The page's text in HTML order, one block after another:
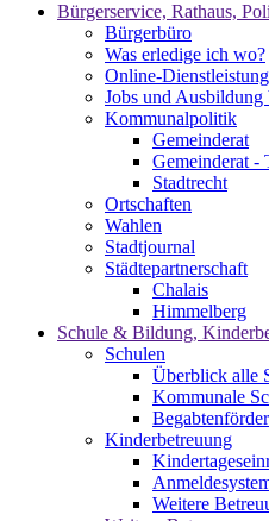
Bürgerservice, Rathaus,
Bürgerbüro
Was erledige ich wo?
Online-
Jobs und Ausbildung
Kommunalpolitik
Gemeinderat
Gemeinderat -
Stadtrecht
Ortschaften
Wahlen
Stadtjournal
Städtepartnerschaft
Chalais
Himmelberg
Schule & Bildung,
Schulen
Überblick alle
Kommunale
Kinderbetreuung
Weitere